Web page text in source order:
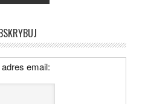
email: